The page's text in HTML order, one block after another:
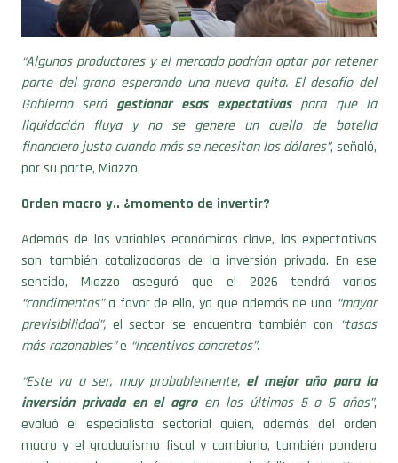
“Algunos productores y el mercado podrían optar por retener
parte del grano esperando una nueva quita. El desafío del
Gobierno será gestionar esas expectativaspara que la
liquidación fluya y no se genere un cuello de botella
financiero justo cuando más se necesitan los dólares” , señaló,
por su parte, Miazzo.
Orden macro y.. ¿momento de invertir?
Además de las variables económicas clave, las expectativas
son también catalizadoras de la inversión privada. En ese
sentido, Miazzo aseguró que el 2026 tendrá varios
“condimentos”a favor de ello, ya que además de una
“mayor
previsibilidad”,el sector se encuentra también con“tasas
más razonables”e“incentivos concretos”
“Este va a ser, muy probablemente,el mejor año para la
inversión privada en el agroen los últimos 5 o 6 años”,
evaluó el especialista sectorial quien, además del orden
macro y el gradualismo fiscal y cambiario, también pondera
que hay una leve mejoría en el acceso al crédito, sin las“tasas